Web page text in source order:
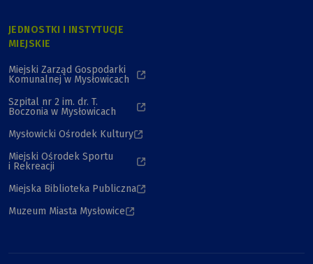
JEDNOSTKI I INSTYTUCJE
MIEJSKIE
Miejski Zarząd Gospodarki
Komunalnej w Mysłowicach
Szpital nr 2 im. dr. T.
Boczonia w Mysłowicach
Mysłowicki Ośrodek Kultury
Miejski Ośrodek Sportu
i Rekreacji
Miejska Biblioteka Publiczna
Muzeum Miasta Mysłowice